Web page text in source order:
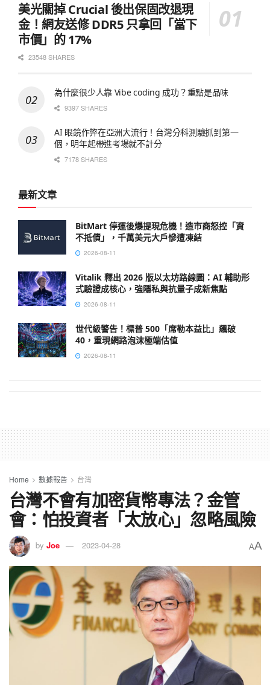
美光關掉 Crucial 後出保固改退現
金！網友送修 DDR5 只拿回「當下
市價」的 17%
23548 SHARES
為什麼很少人靠 Vibe coding 成功？重點是品味
9397 SHARES
AI 眼鏡作弊在亞洲大流行！台灣分科測驗抓到第一
個，明年起帶進考場就不計分
7178 SHARES
最新文章
BitMart 停運後爆提現危機！造市商怒控「資
不抵債」，千萬美元大戶慘遭凍結
2026-08-11
Vitalik 釋出 2026 版以太坊路線圖：AI 輔助形
式驗證成核心，強隱私與抗量子成新焦點
2026-08-11
世代級警告！標普 500「席勒本益比」飆破
40，重現網路泡沫極端估值
2026-08-11
Home 數據報告 台灣
台灣不會有加密貨幣專法？金管
會：怕投資者「太放心」忽略風險
by Joe 2023-04-28 AA